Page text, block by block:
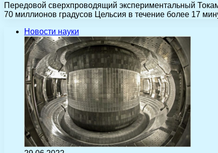
Передовой сверхпроводящий экспериментальный
70 миллионов градусов Цельсия в течение более 17
Новости науки